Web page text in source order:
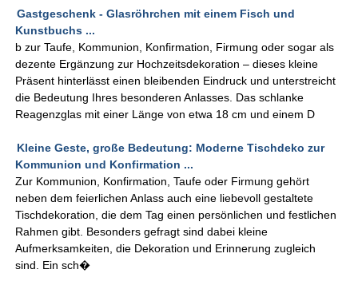
Gastgeschenk - Glasröhrchen mit einem Fisch und
Kunstbuchs ...
b zur Taufe, Kommunion, Konfirmation, Firmung oder sogar als
dezente Ergänzung zur Hochzeitsdekoration – dieses kleine
Präsent hinterlässt einen bleibenden Eindruck und unterstreicht
die Bedeutung Ihres besonderen Anlasses. Das schlanke
Reagenzglas mit einer Länge von etwa 18 cm und einem D
Kleine Geste, große Bedeutung: Moderne Tischdeko zur
Kommunion und Konfirmation ...
Zur Kommunion, Konfirmation, Taufe oder Firmung gehört
neben dem feierlichen Anlass auch eine liebevoll gestaltete
Tischdekoration, die dem Tag einen persönlichen und festlichen
Rahmen gibt. Besonders gefragt sind dabei kleine
Aufmerksamkeiten, die Dekoration und Erinnerung zugleich
sind. Ein sch�